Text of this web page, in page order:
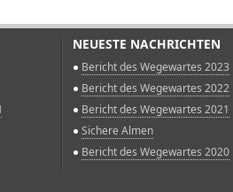
NEUESTE NACHRICHTEN
Bericht des Wegewartes 2023
Bericht des Wegewartes 2022
Bericht des Wegewartes 2021
Sichere Almen
Bericht des Wegewartes 2020